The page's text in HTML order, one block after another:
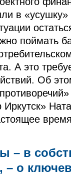
в «усушку»
поймать
А это
Об
Иркутск»
– в
о